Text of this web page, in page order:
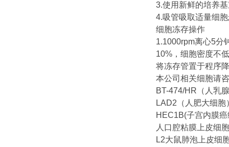
3.使用新鲜的培养
4.吸管吸取适量细
细胞冻存操作
1.1000rpm离心5分
10%，细胞密度不
将冻存管置于程序
本公司相关细胞请
BT-474/HR（人乳
LAD2（人肥大细胞
HEC1B(子宫内膜
人口腔粘膜上皮细胞
L2大鼠肺泡上皮细